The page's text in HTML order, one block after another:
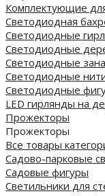
Комплектующие
Светодиодная
Светодиодные
Светодиодные
Светодиодные
Светодиодные
Светодиодные
LED гирлянды на
Прожекторы
Прожекторы
Все товары
Садово-парковые
Садовые фигуры
Светильники для